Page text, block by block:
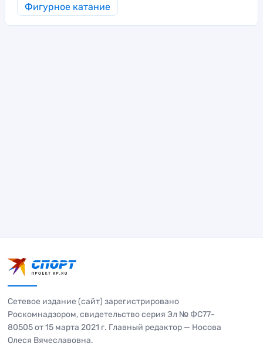
Фигурное катание
Сетевое издание (сайт) зарегистрировано
Роскомнадзором, свидетельство серия Эл № ФС77-
80505 от 15 марта 2021 г. Главный редактор — Носова
Олеся Вячеславовна.